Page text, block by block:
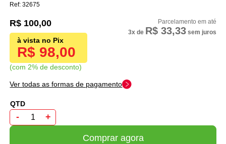
32675
R$ 98,00
com 2% de desconto
R$ 100,00
3x de R$ 33,33sem juros
Ver todas as formas de pagamento
- +
Comprar agora